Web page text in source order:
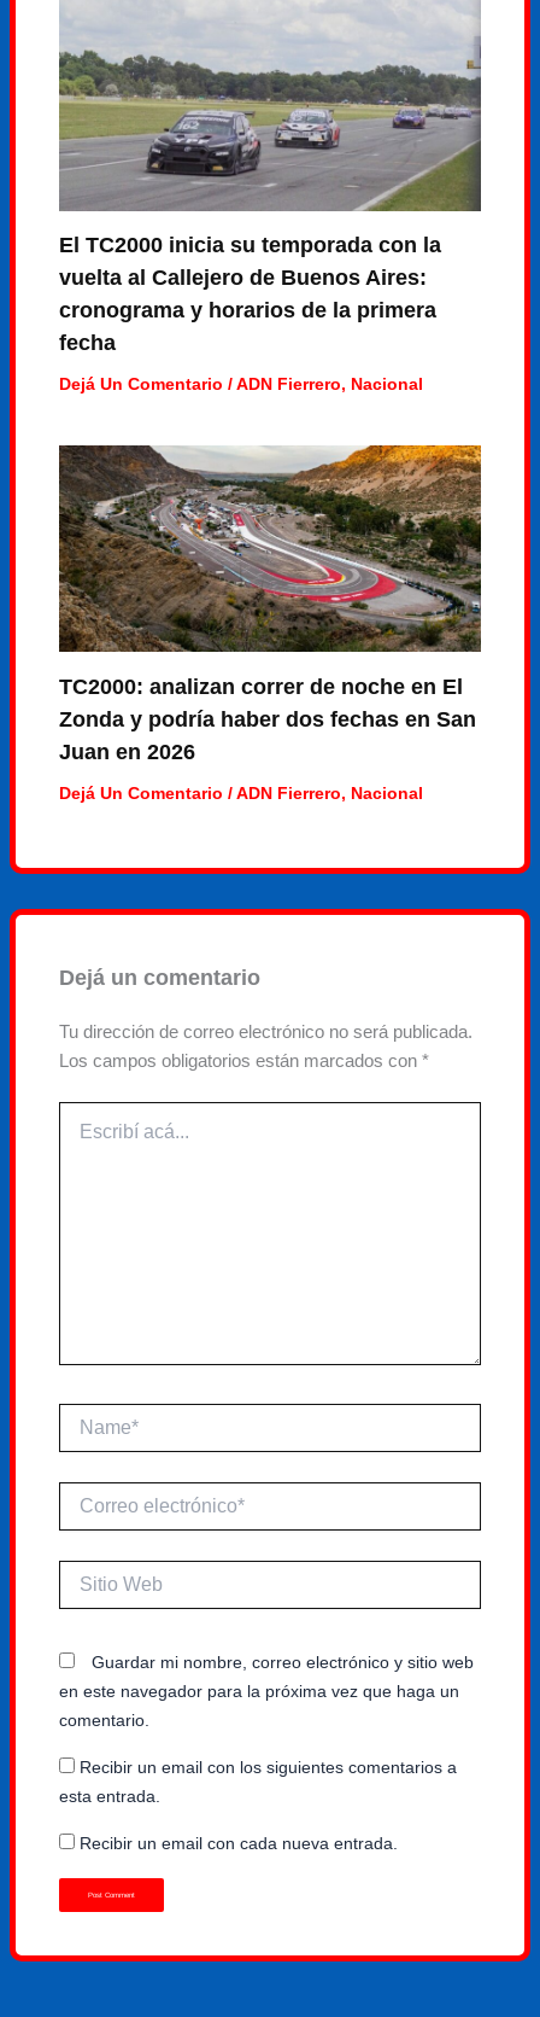
El TC2000 inicia su temporada con la
vuelta al Callejero de Buenos Aires:
cronograma y horarios de la primera
fecha
Dejá Un Comentario /ADN Fierrero, Nacional
TC2000: analizan correr de noche en El
Zonda y podría haber dos fechas en San
Juan en 2026
Dejá Un Comentario /ADN Fierrero, Nacional
Dejá un comentario
Tu dirección de correo electrónico no será publicada.
Los campos obligatorios están marcados con*
acá...
electrónico*
Web
Guardar mi nombre, correo electrónico y sitio web
en este navegador para la próxima vez que haga un
comentario.
Recibir un email con los siguientes comentarios a
esta entrada.
Recibir un email con cada nueva entrada.